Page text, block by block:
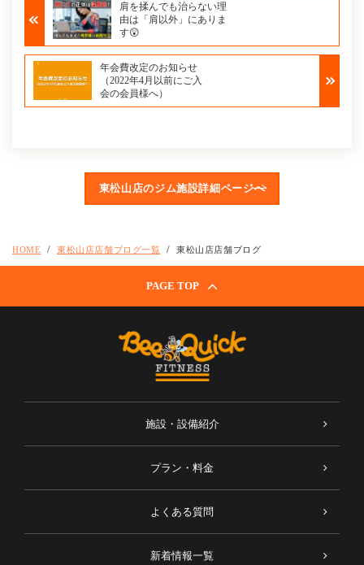
肩を揉んでも治らない理
由は「肩以外」にありま
す😲
年会費改定のお知らせ
（2022年4月以前にご入
会の会員様へ）
東松山店のジム施設詳細ページへ
HOME 東松山店店舗ブログ一覧 東松山店店舗ブログ
PAGE TOP
施設・設備紹介
プラン・料金
よくある質問
新着情報一覧